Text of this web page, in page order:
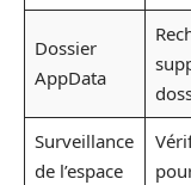
Dossier
AppData
Surveillance
de l’espace